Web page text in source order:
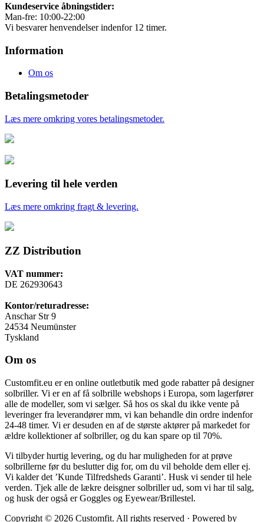
Kundeservice åbningstider:
Man-fre: 10:00-22:00
Vi besvarer henvendelser indenfor 12 timer.
Information
Om os
Betalingsmetoder
Læs mere omkring vores betalingsmetoder.
Levering til hele verden
Læs mere omkring fragt & levering.
ZZ Distribution
VAT nummer:
DE 262930643
Kontor/returadresse:
Anschar Str 9
24534 Neumünster
Tyskland
Om os
Customfit.eu er en online outletbutik med gode rabatter på designer
solbriller. Vi er en af få solbrille webshops i Europa, som lagerfører
alle de modeller, som vi sælger. Så hos os skal du ikke vente på
leveringer fra leverandører mm, vi kan behandle din ordre indenfor
24-48 timer. Vi er desuden en af de største aktører på markedet for
ældre kollektioner af solbriller, og du kan spare op til 70%.
Vi tilbyder hurtig levering, og du har muligheden for at prøve
solbrillerne før du beslutter dig for, om du vil beholde dem eller ej.
Vi kalder det ’Kunde Tilfredsheds Garanti’. Husk vi sender til hele
verden. Tjek alle de lækre deisgner solbriller ud, som vi har til salg,
og husk der også er Goggles og Eyewear/Brillestel.
Copyright © 2026 Customfit. All rights reserved · Powered by